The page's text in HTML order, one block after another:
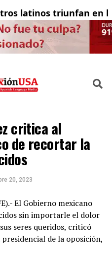
latinos triunfan en la
critica al
de recortar la
20, 2023
El Gobierno mexicano
sin importarle el dolor
seres queridos, criticó
de la oposición,